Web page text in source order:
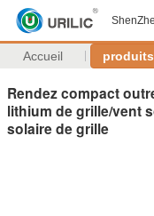
Accueil produits
Rendez compact
lithium de grille/vent
solaire de grille